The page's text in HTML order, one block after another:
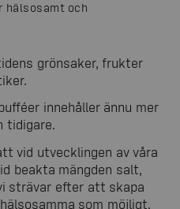
hälsosamt och
grönsaker, frukter
innehåller ännu mer
tidigare.
vid utvecklingen av våra
beakta mängden salt,
strävar efter att skapa
som möjligt.